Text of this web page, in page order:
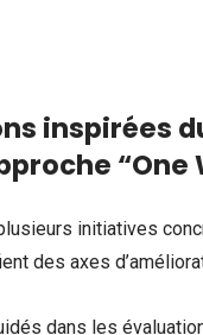
inspirées
“One
initiatives
des axes
dans les